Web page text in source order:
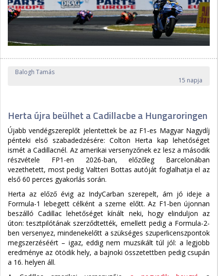
Balogh Tamás
15 napja
Herta újra beülhet a Cadillacbe a Hungaroringen
Újabb vendégszereplőt jelentettek be az F1-es Magyar Nagydíj
pénteki első szabadedzésére: Colton Herta kap lehetőséget
ismét a Cadillacnél. Az amerikai versenyzőnek ez lesz a második
részvétele FP1-en 2026-ban, előzőleg Barcelonában
vezethetett, most pedig Valtteri Bottas autóját foglalhatja el az
első 60 perces gyakorlás során.
Herta az előző évig az IndyCarban szerepelt, ám jó ideje a
Formula-1 lebegett célként a szeme előtt. Az F1-ben újonnan
beszálló Cadillac lehetőséget kínált neki, hogy elinduljon az
úton: tesztpilótának szerződtették, emellett pedig a Formula-2-
ben versenyez, mindenekelőtt a szükséges szuperlicenszpontok
megszerzéséért – igaz, eddig nem muzsikált túl jól: a legjobb
eredménye az ötödik hely, a bajnoki összetettben pedig csupán
a 16. helyen áll.